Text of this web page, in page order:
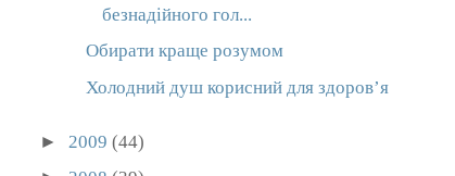
безнадійного гол...
Обирати краще розумом
Холодний душ корисний для здоров’я
►2009(44)